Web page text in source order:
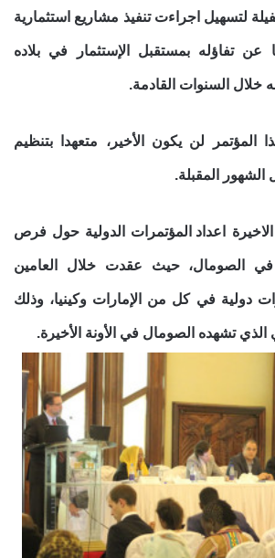
لتسهيل اجراءت تنفيذ مشاريع استثمارية
تفاؤله بمستقبل الإستثمار في بلاده
خلال السنوات القادمة.
لن يكون الأخير، متعهدا بتنظيم
الشهور المقبلة.
اعداد المؤتمرات الدولية حول فرص
في الصومال، حيث عقدت خلال العامين
دولية في كل من الإمارات وكينيا، وذلك
تشهده الصومال في الأونة الأخيرة.